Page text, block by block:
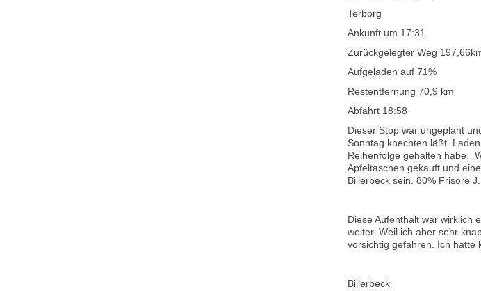
Terborg
Ankunft um 17:31
Zurückgelegter Weg
Aufgeladen auf 71%
Restentfernung 70,9 km
Abfahrt 18:58
Dieser Stop war ungeplant
Sonntag knechten läßt.
Reihenfolge gehalten habe.
Apfeltaschen gekauft und
Billerbeck sein. 80% Frisöre
Diese Aufenthalt war wirklich
weiter. Weil ich aber sehr
vorsichtig gefahren. Ich hatte
Billerbeck